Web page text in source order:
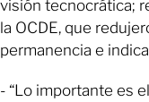
visión tecnocrática;
la OCDE, que
permanencia e
- “Lo importante es